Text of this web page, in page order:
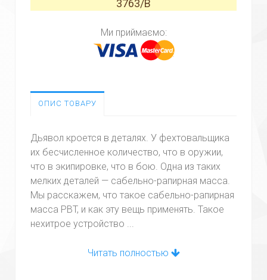
3763/B
Ми приймаємо:
ОПИС ТОВАРУ
Дьявол кроется в деталях. У фехтовальщика
их бесчисленное количество, что в оружии,
что в экипировке, что в бою. Одна из таких
мелких деталей — сабельно-рапирная масса.
Мы расскажем, что такое сабельно-рапирная
масса PBT, и как эту вещь применять. Такое
нехитрое устройство ...
Читать полностью